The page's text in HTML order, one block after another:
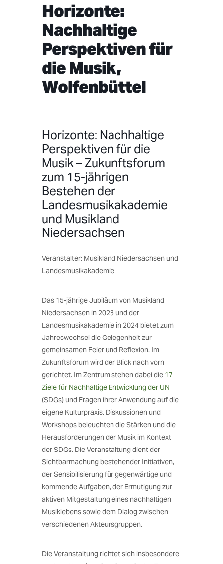
Horizonte:
Nachhaltige
Perspektiven für
die Musik,
Wolfenbüttel
Horizonte: Nachhaltige
Perspektiven für die
Musik – Zukunftsforum
zum 15-jährigen
Bestehen der
Landesmusikakademie
und Musikland
Niedersachsen
Veranstalter: Musikland Niedersachsen und
Landesmusikakademie
Das 15-jährige Jubiläum von Musikland
Niedersachsen in 2023 und der
Landesmusikakademie in 2024 bietet zum
Jahreswechsel die Gelegenheit zur
gemeinsamen Feier und Reflexion. Im
Zukunftsforum wird der Blick nach vorn
gerichtet. Im Zentrum stehen dabei die 17
Ziele für Nachhaltige Entwicklung der UN
(SDGs) und Fragen ihrer Anwendung auf die
eigene Kulturpraxis. Diskussionen und
Workshops beleuchten die Stärken und die
Herausforderungen der Musik im Kontext
der SDGs. Die Veranstaltung dient der
Sichtbarmachung bestehender Initiativen,
der Sensibilisierung für gegenwärtige und
kommende Aufgaben, der Ermutigung zur
aktiven Mitgestaltung eines nachhaltigen
Musiklebens sowie dem Dialog zwischen
verschiedenen Akteursgruppen.
Die Veranstaltung richtet sich insbesondere